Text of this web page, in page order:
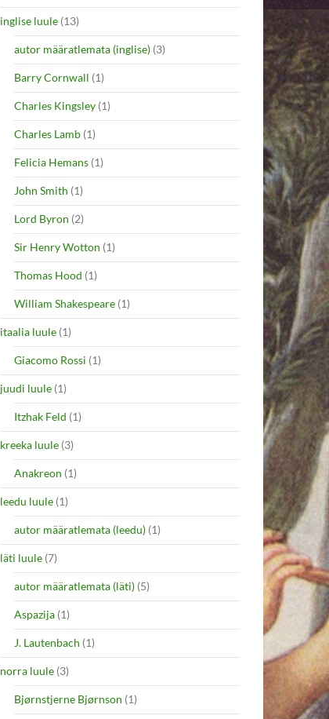
inglise luule (13)
autor määratlemata (inglise) (3)
Barry Cornwall (1)
Charles Kingsley (1)
Charles Lamb (1)
Felicia Hemans (1)
John Smith (1)
Lord Byron (2)
Sir Henry Wotton (1)
Thomas Hood (1)
William Shakespeare (1)
itaalia luule (1)
Giacomo Rossi (1)
juudi luule (1)
Itzhak Feld (1)
kreeka luule (3)
Anakreon (1)
leedu luule (1)
autor määratlemata (leedu) (1)
läti luule (7)
autor määratlemata (läti) (5)
Aspazija (1)
J. Lautenbach (1)
norra luule (3)
Bjørnstjerne Bjørnson (1)